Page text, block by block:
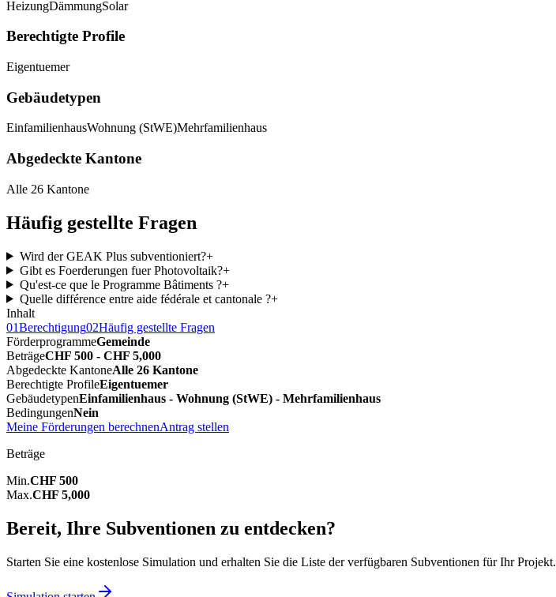
HeizungDämmungSolar
Berechtigte Profile
Eigentuemer
Gebäudetypen
EinfamilienhausWohnung (StWE)Mehrfamilienhaus
Abgedeckte Kantone
Alle 26 Kantone
Häufig gestellte Fragen
Wird der GEAK Plus subventioniert?+
Gibt es Foerderungen fuer Photovoltaik?+
Qu'est-ce que le Programme Bâtiments ?+
Quelle différence entre aide fédérale et cantonale ?+
Inhalt
01Berechtigung02Häufig gestellte Fragen
FörderprogrammeGemeinde
BeträgeCHF 500 - CHF 5,000
Abgedeckte KantoneAlle 26 Kantone
Berechtigte ProfileEigentuemer
GebäudetypenEinfamilienhaus - Wohnung (StWE) - Mehrfamilienhaus
BedingungenNein
Meine Förderungen berechnenAntrag stellen
Beträge
Min.CHF 500
Max.CHF 5,000
Bereit, Ihre Subventionen zu entdecken?
Starten Sie eine kostenlose Simulation und erhalten Sie die Liste der verfügbaren Subventionen für Ihr Projekt.